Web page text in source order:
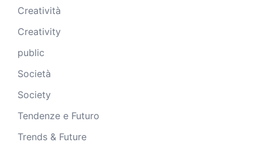
Creatività
Creativity
public
Società
Society
Tendenze e Futuro
Trends & Future